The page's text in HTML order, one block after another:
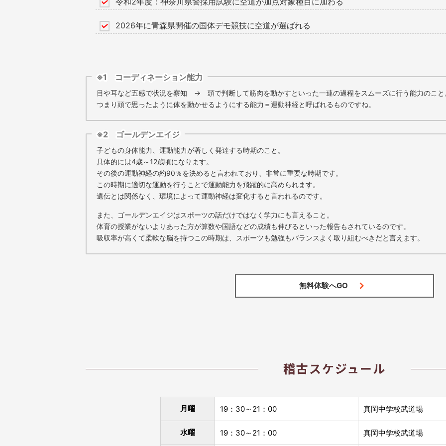
2026年に青森県開催の国体デモ競技に空道が選ばれる
※1 コーディネーション能力
目や耳など五感で状況を察知 → 頭で判断して筋肉を動かすといった一連の過程をスムーズに行う能力のこと
つまり頭で思ったように体を動かせるようにする能力＝運動神経と呼ばれるものですね。
※2 ゴールデンエイジ
子どもの身体能力、運動能力が著しく発達する時期のこと。
具体的には4歳～12歳頃になります。
その後の運動神経の約90％を決めると言われており、非常に重要な時期です。
この時期に適切な運動を行うことで運動能力を飛躍的に高められます。
遺伝とは関係なく、環境によって運動神経は変化すると言われるのです。
また、ゴールデンエイジはスポーツの話だけではなく学力にも言えること。
体育の授業がないよりあった方が算数や国語などの成績も伸びるといった報告もされているのです。
吸収率が高くて柔軟な脳を持つこの時期は、スポーツも勉強もバランスよく取り組むべきだと言えます。
無料体験へGO
稽古スケジュール
月曜 19：30～21：00 真岡中学校武道場
水曜 19：30～21：00 真岡中学校武道場